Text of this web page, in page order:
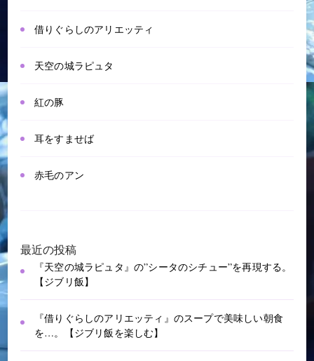
借りぐらしのアリエッティ
天空の城ラピュタ
紅の豚
耳をすませば
赤毛のアン
最近の投稿
『天空の城ラピュタ』の”シータのシチュー”を再現する。
【ジブリ飯】
『借りぐらしのアリエッティ』のスープで美味しい朝食
を…。【ジブリ飯を楽しむ】